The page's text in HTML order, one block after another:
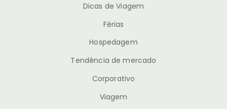
Dicas de Viagem
Férias
Hospedagem
Tendência de mercado
Corporativo
Viagem